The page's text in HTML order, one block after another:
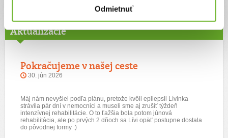
Odmietnuť
Aktualizácie
Pokračujeme v našej ceste
30. jún 2026
Máj nám nevyšiel podľa plánu, pretože kvôli epilepsii Lívinka
strávila pár dní v nemocnici a museli sme aj zrušiť týždeň
intenzívnej rehabilitácie. O to ťažšia bola potom júnová
rehabilitácia, ale po prvých 2 dňoch sa Lívi opäť postupne dostala
do pôvodnej formy :)